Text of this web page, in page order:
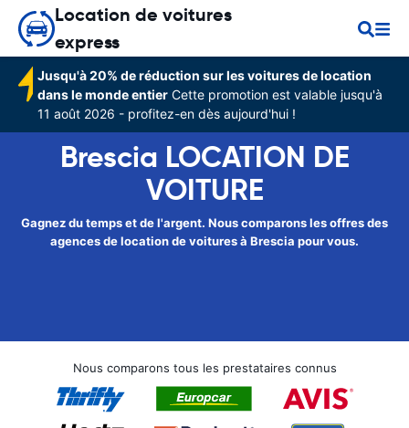
Location de voitures
express
Jusqu'à 20% de réduction sur les voitures de location
dans le monde entier Cette promotion est valable jusqu'à
11 août 2026 - profitez-en dès aujourd'hui !
Brescia LOCATION DE
VOITURE
Gagnez du temps et de l'argent. Nous comparons les offres des
agences de location de voitures à Brescia pour vous.
Nous comparons tous les prestataires connus